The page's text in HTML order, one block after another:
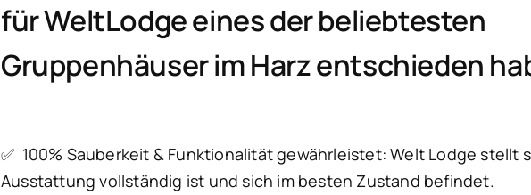
für WeltLodge eines der beliebtesten
Gruppenhäuser im Harz entschieden
✅ 100% Sauberkeit & Funktionalität gewährleistet: Welt Lodge stellt
Ausstattung vollständig ist und sich im besten Zustand befindet.